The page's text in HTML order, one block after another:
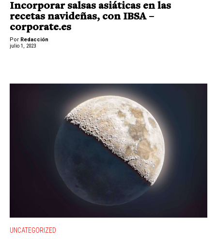
Incorporar salsas asiáticas en las
recetas navideñas, con IBSA –
corporate.es
Por Redacción
julio 1, 2023
UNCATEGORIZED